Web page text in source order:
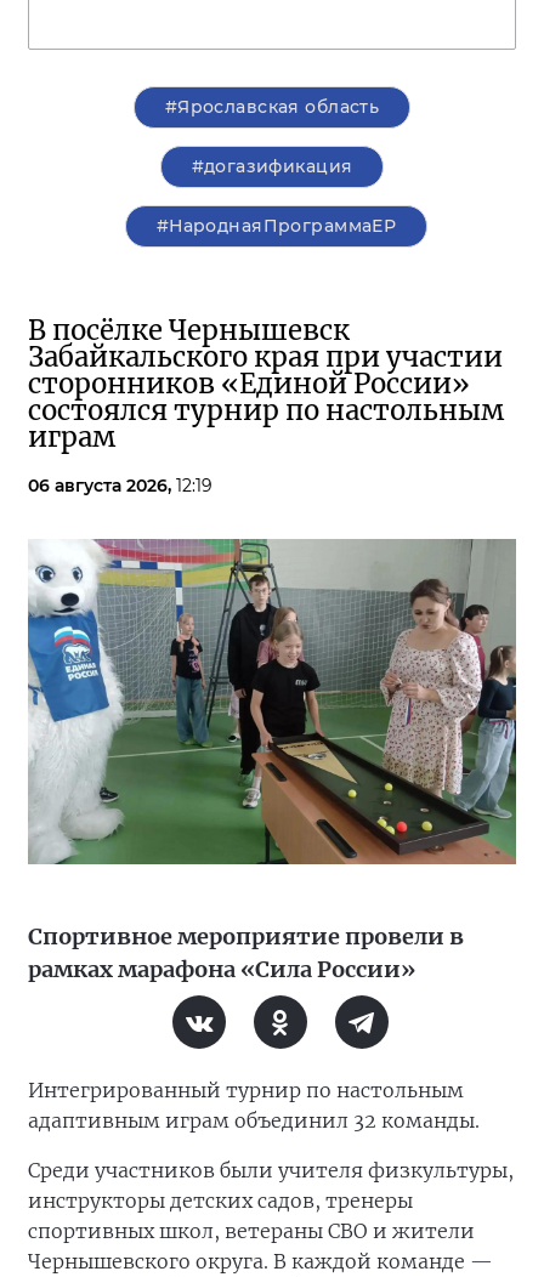
#Ярославская область
#догазификация
#НароднаяПрограммаЕР
В посёлке Чернышевск
Забайкальского края при участии
сторонников «Единой России»
состоялся турнир по настольным
играм
06 августа 2026, 12:19
Спортивное мероприятие провели в
рамках марафона «Сила России»
Интегрированный турнир по настольным
адаптивным играм объединил 32 команды.
Среди участников были учителя физкультуры,
инструкторы детских садов, тренеры
спортивных школ, ветераны СВО и жители
Чернышевского округа. В каждой команде —